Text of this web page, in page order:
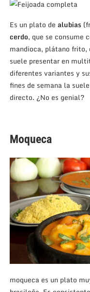
Es un plato de alubias
cerdo, que se consume
mandioca, plátano frito,
suele presentar en
diferentes variantes y
fines de semana la
directo. ¿No es genial?
Moqueca
moqueca es un plato